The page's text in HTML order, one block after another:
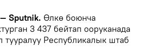
Sputnik. Өлкө боюнча
3 437 бейтап ооруканада
тууралуу Республикалык штаб